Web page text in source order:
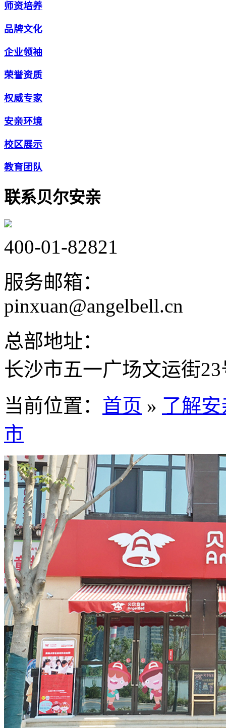
师资培养
品牌文化
企业领袖
荣誉资质
权威专家
安亲环境
校区展示
教育团队
联系贝尔安亲
400-01-82821
服务邮箱：
pinxuan@angelbell.cn
总部地址：
长沙市五一广场文运街
当前位置： 首页 » 了解安
市